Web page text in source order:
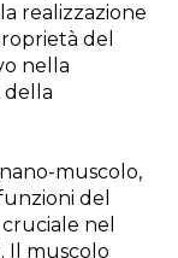
realizzazione
del
nella
della
muscolo,
del
nel
Il muscolo